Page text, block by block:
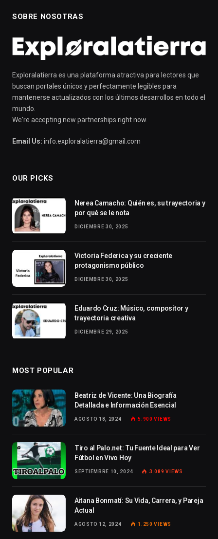
SOBRE NOSOTRAS
Exploralatierra es una plataforma atractiva para lectores que
buscan portales únicos y perfectamente legibles para
mantenerse actualizados con los últimos desarrollos en todo el
mundo.
We're accepting new partnerships right now.
Email Us: info.exploralatierra@gmail.com
OUR PICKS
Nerea Camacho: Quién es, su trayectoria y
por qué se le nota
DICIEMBRE 30, 2025
Victoria Federica y su creciente
protagonismo público
DICIEMBRE 30, 2025
Eduardo Cruz: Músico, compositor y
trayectoria creativa
DICIEMBRE 29, 2025
MOST POPULAR
Beatriz de Vicente: Una Biografía
Detallada e Información Esencial
AGOSTO 18, 2024 5.900VIEWS
Tiro al Palo.net: Tu Fuente Ideal para Ver
Fútbol en Vivo Hoy
SEPTIEMBRE 10, 2024 3.089VIEWS
Aitana Bonmatí: Su Vida, Carrera, y Pareja
Actual
AGOSTO 12, 2024 1.250VIEWS